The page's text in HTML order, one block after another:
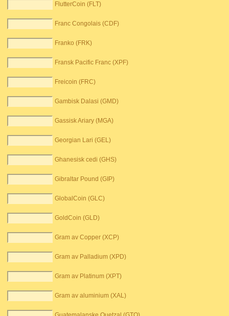
FlutterCoin (FLT)
Franc Congolais (CDF)
Franko (FRK)
Fransk Pacific Franc (XPF)
Freicoin (FRC)
Gambisk Dalasi (GMD)
Gassisk Ariary (MGA)
Georgian Lari (GEL)
Ghanesisk cedi (GHS)
Gibraltar Pound (GIP)
GlobalCoin (GLC)
GoldCoin (GLD)
Gram av Copper (XCP)
Gram av Palladium (XPD)
Gram av Platinum (XPT)
Gram av aluminium (XAL)